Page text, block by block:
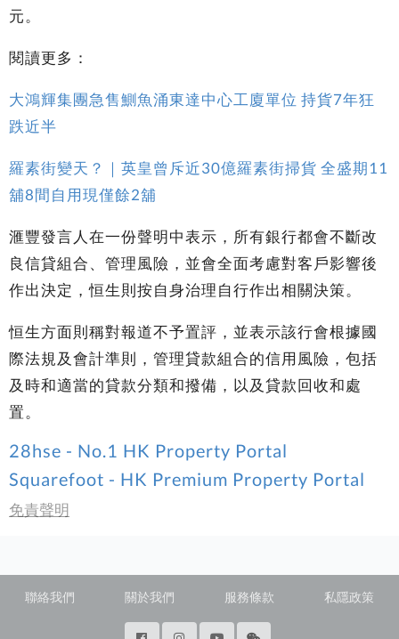
元。
閱讀更多：
大鴻輝集團急售鰂魚涌東達中心工廈單位 持貨7年狂
跌近半
羅素街變天？｜英皇曾斥近30億羅素街掃貨 全盛期11
舖8間自用現僅餘2舖
滙豐發言人在一份聲明中表示，所有銀行都會不斷改
良信貸組合、管理風險，並會全面考慮對客戶影響後
作出決定，恒生則按自身治理自行作出相關決策。
恒生方面則稱對報道不予置評，並表示該行會根據國
際法規及會計準則，管理貸款組合的信用風險，包括
及時和適當的貸款分類和撥備，以及貸款回收和處
置。
28hse - No.1 HK Property Portal
Squarefoot - HK Premium Property Portal
免責聲明
聯絡我們 關於我們 服務條款 私隱政策